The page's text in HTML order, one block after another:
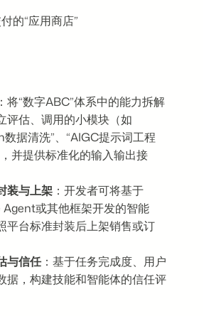
的“应用商店”
：将“数字ABC”体系中的能力拆解
评估、调用的小模块（如
据清洗”、“AIGC提示词工程
并提供标准化的输入输出接
装与上架 ：开发者可将基于
或其他框架开发的智能
平台标准封装后上架销售或订
与信任：基于任务完成度、用户
据，构建技能和智能体的信任评